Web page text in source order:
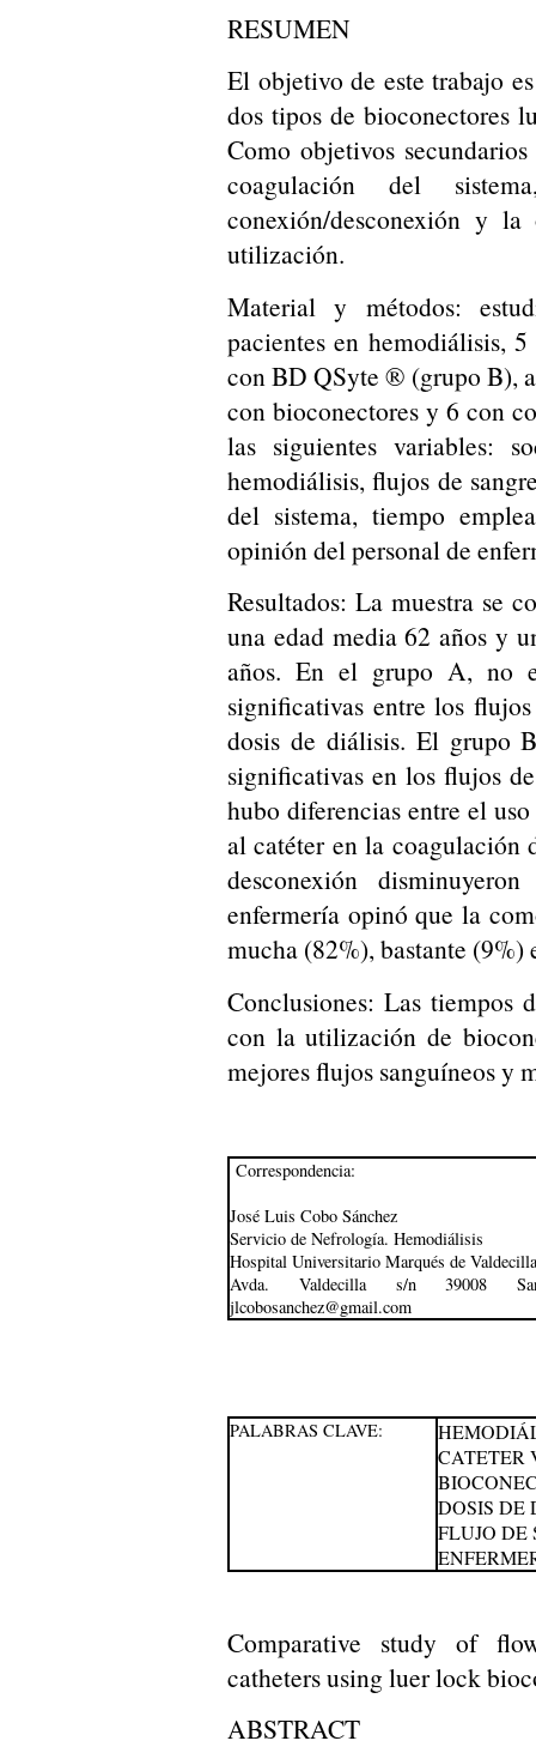
RESUMEN
El objetivo de este trabajo
dos tipos de bioconectores
Como objetivos
coagulación del
conexión/desconexión y
utilización.
Material y métodos:
pacientes en hemodiálisis,
con BD QSyte ® (grupo B),
con bioconectores y 6 con
las siguientes variables:
hemodiálisis, flujos de
del sistema, tiempo
opinión del personal de
Resultados: La muestra se
una edad media 62 años y
años. En el grupo A, no
significativas entre los
dosis de diálisis. El grupo
significativas en los flujos
hubo diferencias entre el
al catéter en la coagulación
desconexión
enfermería opinó que la
mucha (82%), bastante
Conclusiones: Las tiempos
con la utilización de
mejores flujos sanguíneos y
Correspondencia:
José Luis Cobo Sánchez
Servicio de Nefrología. Hemodiálisis
Hospital Universitario Marqués de Valdecilla
Avda. Valdecilla s/n 39008
jlcobosanchez@gmail.com
PALABRAS CLAVE:
CATETER
DOSIS DE
FLUJO DE
Comparative study of
catheters using luer lock
ABSTRACT